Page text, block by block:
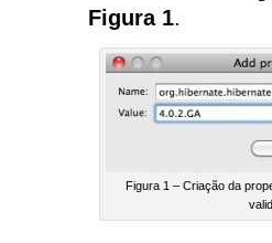
Figura 1.
Figura 1 – Criação da